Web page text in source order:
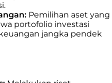
Pemilihan aset yang
portofolio investasi
jangka pendek